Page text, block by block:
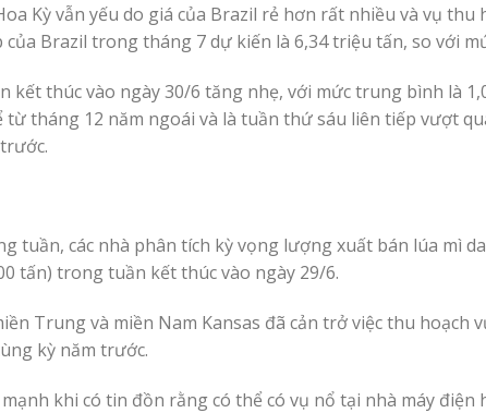
Kỳ vẫn yếu do giá của Brazil rẻ hơn rất nhiều và vụ
của Brazil trong tháng 7 dự kiến ​​là 6,34 triệu tấn, so với
kết thúc vào ngày 30/6 tăng nhẹ, với mức trung bình là
tháng 12 năm ngoái và là tuần thứ sáu liên tiếp vượt
tuần, các nhà phân tích kỳ vọng lượng xuất bán lúa mì
tấn) trong tuần kết thúc vào ngày 29/6.
Trung và miền Nam Kansas đã cản trở việc thu hoạch
kỳ năm trước.
khi có tin đồn rằng có thể có vụ nổ tại nhà máy điện